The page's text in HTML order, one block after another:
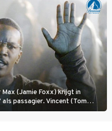
(Jamie Foxx) krijgt in
passagier. Vincent (Tom
stad door te loodsen om een